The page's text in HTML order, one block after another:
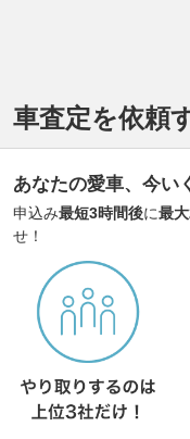
車査定を依頼
あなたの愛車、今い
申込み最短3時間後に最
せ！